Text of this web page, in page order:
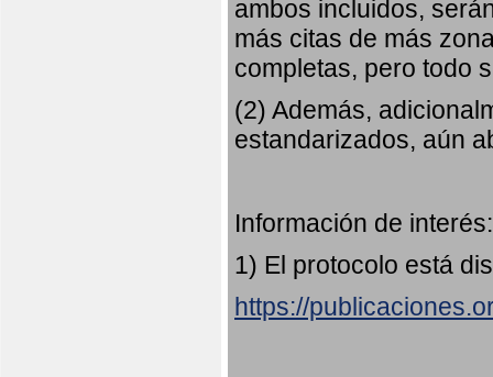
ambos incluidos,
más citas de más
completas, pero todo
(2) Además,
estandarizados, aún
Información de interés:
1) El protocolo está
https://